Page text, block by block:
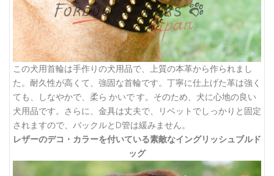
この犬用首輪は手作りの犬用品で、上質の本革から作られまし
た。耐久性が高くて、強固な首輪です。丁寧に仕上げた革は強く
ても、しなやかで、柔ら かいで す。そのため、犬に心地の良い
犬用品です。さらに、金具は丈夫で、リベットでしっかりと固定
されますので、バックルとD管は緩みません。
レザーのデコ・カラーを付いている素敵なイングリッシュブルド
ッグ